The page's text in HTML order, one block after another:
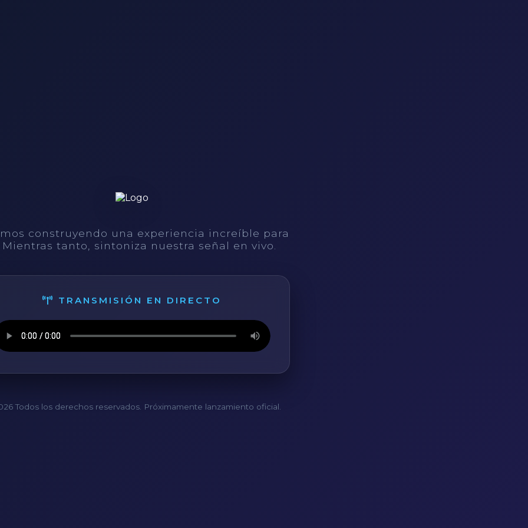
construyendo una experiencia increíble para
tanto, sintoniza nuestra señal en vivo.
TRANSMISIÓN EN DIRECTO
Todos los derechos reservados. Próximamente lanzamiento oficial.